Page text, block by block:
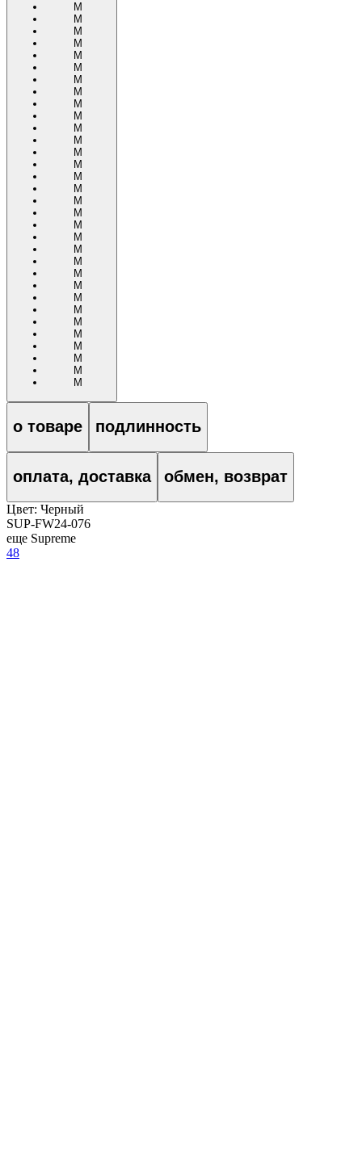
M
M
M
M
M
M
M
M
M
M
M
M
M
M
M
M
M
M
M
M
M
M
M
M
M
M
M
M
M
M
M
M
о товаре подлинность
оплата, доставка обмен, возврат
Цвет: Черный
SUP-FW24-076
еще Supreme
48